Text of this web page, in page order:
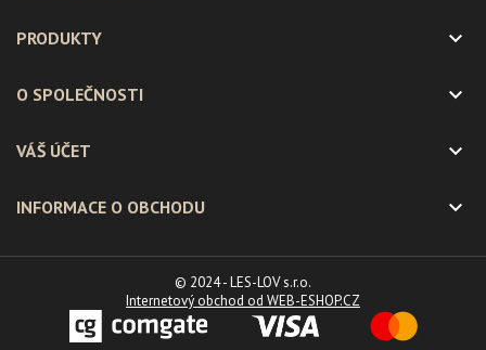
PRODUKTY 
O SPOLEČNOSTI 
VÁŠ ÚČET 
INFORMACE O OBCHODU 
© 2024 - LES-LOV s.r.o.
Internetový obchod od WEB-ESHOP.CZ